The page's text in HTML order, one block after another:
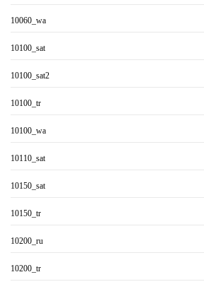
10060_wa
10100_sat
10100_sat2
10100_tr
10100_wa
10110_sat
10150_sat
10150_tr
10200_ru
10200_tr